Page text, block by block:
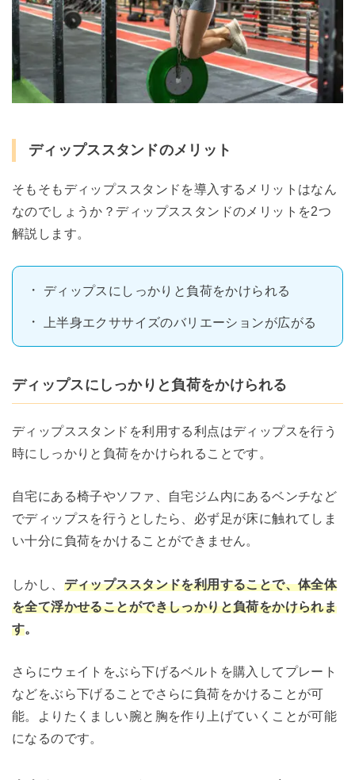
ディップススタンドのメリット
そもそもディップススタンドを導入するメリットはなん
なのでしょうか？ディップススタンドのメリットを2つ
解説します。
ディップスにしっかりと負荷をかけられる
上半身エクササイズのバリエーションが広がる
ディップスにしっかりと負荷をかけられる
ディップススタンドを利用する利点はディップスを行う
時にしっかりと負荷をかけられることです。
自宅にある椅子やソファ、自宅ジム内にあるベンチなど
でディップスを行うとしたら、必ず足が床に触れてしま
い十分に負荷をかけることができません。
しかし、 ディップススタンドを利用することで、体全体
を全て浮かせることができしっかりと負荷をかけられま
す。
さらにウェイトをぶら下げるベルトを購入してプレート
などをぶら下げることでさらに負荷をかけることが可
能。よりたくましい腕と胸を作り上げていくことが可能
になるのです。